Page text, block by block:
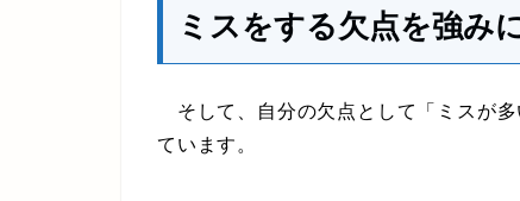
ミスをする欠点を強み
そして、自分の欠点として「ミスが
ています。